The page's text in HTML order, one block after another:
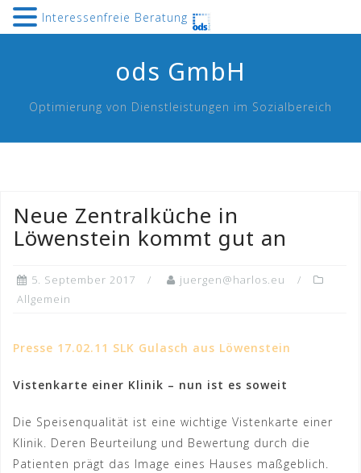
ods GmbH
Optimierung von Dienstleistungen im Sozialbereich
Neue Zentralküche in
Löwenstein kommt gut an
5. September 2017
juergen@harlos.eu
Allgemein
Presse 17.02.11 SLK Gulasch aus Löwenstein
Vistenkarte einer Klinik – nun ist es soweit
Die Speisenqualität ist eine wichtige Vistenkarte einer
Klinik. Deren Beurteilung und Bewertung durch die
Patienten prägt das Image eines Hauses maßgeblich.
Interessenfreie Beratung